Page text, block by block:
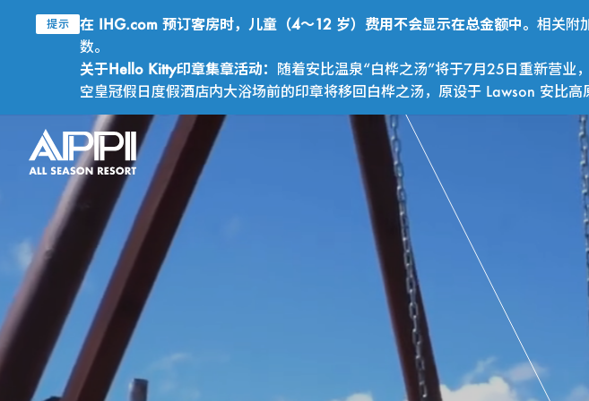
提示 在 IHG.com 预订客房时，儿童（4～12 岁）费用不会显示在总金额中。相关附
数。
关于Hello Kitty印章集章活动： 随着安比温泉“白桦之汤”将于7月25日重新营业
空皇冠假日度假酒店内大浴场前的印章将移回白桦之汤，原设于 Lawson 安比高